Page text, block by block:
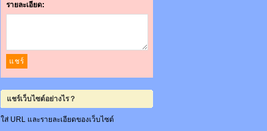
รายละเอียด:
แชร์เว็บไซต์อย่างไร？
ใส่ URL และรายละเอียดของเว็บไซต์